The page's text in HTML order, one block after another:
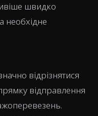
швидко
необхідне
відрізнятися
відправлення